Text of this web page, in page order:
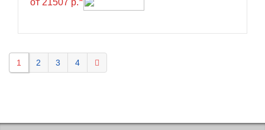
от 21507 р.
1 2 3 4